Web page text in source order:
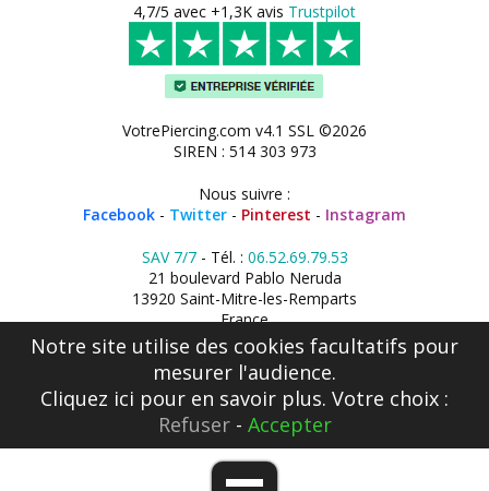
4,7/5 avec +1,3K avis Trustpilot
VotrePiercing.com v4.1 SSL ©2026
SIREN : 514 303 973
Nous suivre :
Facebook - Twitter - Pinterest - Instagram
SAV 7/7- Tél. : 06.52.69.79.53
21 boulevard Pablo Neruda
13920 Saint-Mitre-les-Remparts
France
Notre site utilise des cookies facultatifs pour
mesurer l'audience.
Cliquez ici pour en savoir plus. Votre choix :
Refuser- Accepter